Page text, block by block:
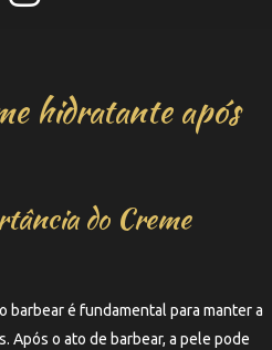
hidratante após
do Creme
barbear é fundamental para manter a
Após o ato de barbear, a pele pode